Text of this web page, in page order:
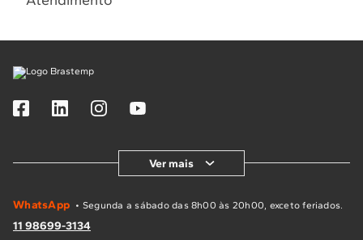
Ver mais
WhatsApp • Segunda a sábado das 8h00 às 20h00, exceto feriados.
11 98699-3134